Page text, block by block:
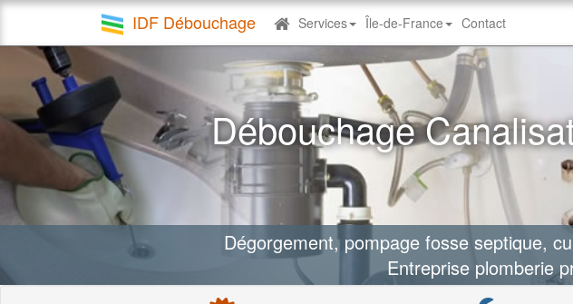
IDF Débouchage Debouchage
Services Île-de-France Contact
Débouchage
Dégorgement, pompage fosse septique,
Entreprise plomberie